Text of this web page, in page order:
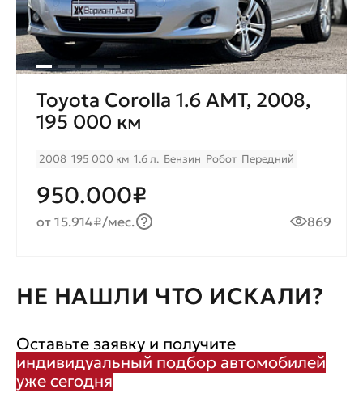
Toyota Corolla 1.6 AMT, 2008,
195 000 км
2008 195 000 км 1.6 л. Бензин Робот Передний
950.000₽
от 15.914₽/мес. 869
НЕ НАШЛИ ЧТО ИСКАЛИ?
Оставьте заявку и получите
индивидуальный подбор автомобилей
уже сегодня